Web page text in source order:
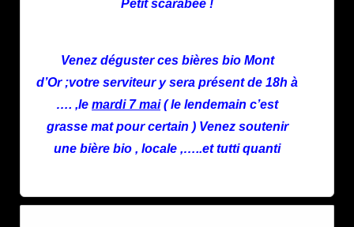
Petit scarabée !
Venez déguster ces bières bio Mont
d’Or ;votre serviteur y sera présent de 18h à
…. ,le mardi 7 mai( le lendemain c’est
grasse mat pour certain ) Venez soutenir
une bière bio , locale ,…..et tutti quanti